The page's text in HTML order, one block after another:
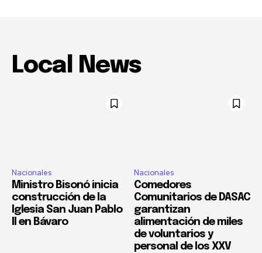
Local News
Nacionales
Ministro Bisonó inicia
construcción de la
Iglesia San Juan Pablo
II en Bávaro
Nacionales
Comedores
Comunitarios de DASAC
garantizan
alimentación de miles
de voluntarios y
personal de los XXV